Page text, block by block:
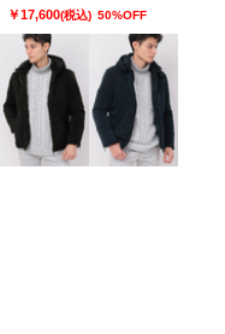
￥17,600(税込) 50%OFF